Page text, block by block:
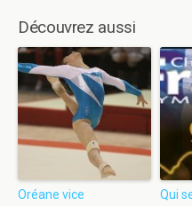
Découvrez aussi
Oréane vice
Qui